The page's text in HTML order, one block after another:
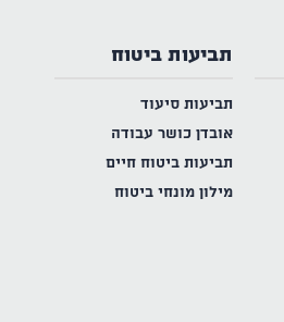
תביעות ביטוח
תביעות סיעוד
אובדן כושר עבודה
תביעות ביטוח חיים
מילון מונחי ביטוח